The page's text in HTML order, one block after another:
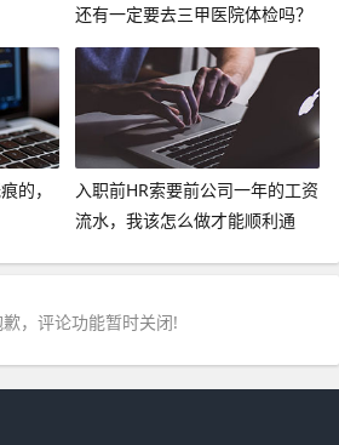
还有一定要去三甲医院体检吗？
的，
入职前HR索要前公司一年的工资
流水，我该怎么做才能顺利通
，评论功能暂时关闭!